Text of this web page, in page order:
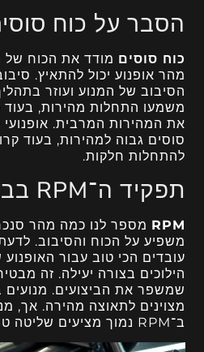
הסבר על כוח
כוח סוסים מודד את הכוח של
מהר אופנוע יכול להתאיץ.
הסיבוב של המנוע ועוזר
משמעו התחלות מהירות, בעוד
את המהירות המרבית. אופנועי
סוסים גבוה למהירות, בעוד
להתחלות חלקות.
תפקיד ה־RPM בביצועים
RPM מספר לנו כמה מהר
משפיע על הכוח והסיבוב. לדעת
עובדים הכי טוב עבור
הילוכים בצורה יעילה. זה
שמשפר את הביצועים. מנועים
מצוינים לתאוצה מהירה. אך,
ב־RPM נמוך מציעים שליטה טובה יותר בעיר.